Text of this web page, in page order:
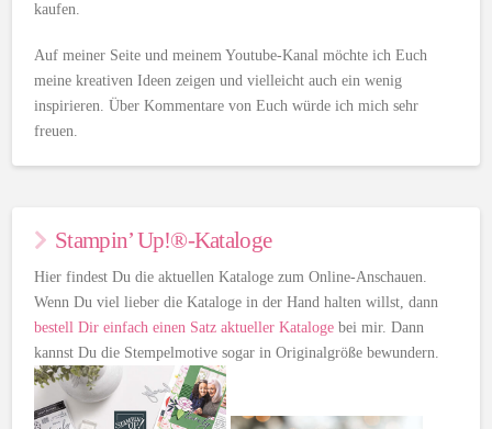
kaufen.
Auf meiner Seite und meinem Youtube-Kanal möchte ich Euch
meine kreativen Ideen zeigen und vielleicht auch ein wenig
inspirieren. Über Kommentare von Euch würde ich mich sehr
freuen.
Stampin’ Up!®-Kataloge
Hier findest Du die aktuellen Kataloge zum Online-Anschauen.
Wenn Du viel lieber die Kataloge in der Hand halten willst, dann
bestell Dir einfach einen Satz aktueller Kataloge bei mir. Dann
kannst Du die Stempelmotive sogar in Originalgröße bewundern.